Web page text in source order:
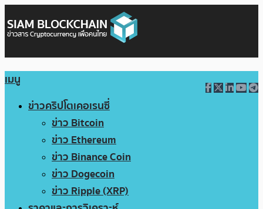
เมนู
ข่าวคริปโตเคอเรนซี่
ข่าว Bitcoin
ข่าว Ethereum
ข่าว Binance Coin
ข่าว Dogecoin
ข่าว Ripple (XRP)